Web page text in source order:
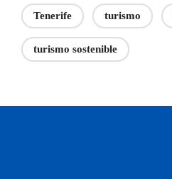
Tenerife turismo
turismo sostenible